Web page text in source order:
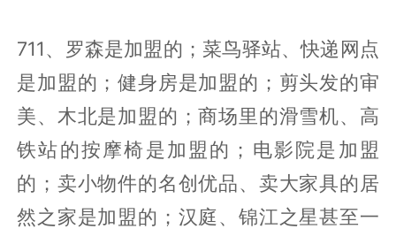
711、罗森是加盟的；菜鸟驿站、快递网点
是加盟的；健身房是加盟的；剪头发的审
美、木北是加盟的；商场里的滑雪机、高
铁站的按摩椅是加盟的；电影院是加盟
的；卖小物件的名创优品、卖大家具的居
然之家是加盟的；汉庭、锦江之星甚至一